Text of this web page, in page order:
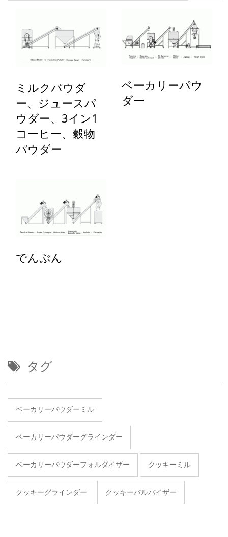
ミルクパウダ
ー、ジュースパ
ウダー、3イン1
コーヒー、穀物
パウダー
ベーカリーパウ
ダー
でんぷん
タグ
ベーカリーパウダーミル
ベーカリーパウダーグラインダー
ベーカリーパウダーフォルダイザー クッキーミル
クッキーグラインダー クッキーパルバイザー